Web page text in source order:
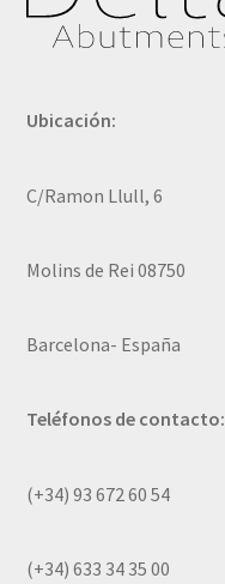
Ubicación:
C/Ramon Llull, 6
Molins de Rei 08750
Barcelona- España
Teléfonos de contacto:
(+34) 93 672 60 54
(+34) 633 34 35 00